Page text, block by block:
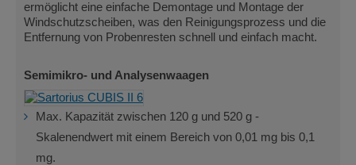
ermöglicht eine einfache Demontage und Montage der
Windschutzscheiben, was den Reinigungsprozess und die
Entfernung von Probenresten schnell und einfach macht.
Semimikro- und Analysenwaagen
Max. Kapazität zwischen 120 g und 520 g -
Skalenendwert mit einem Bereich von 0,01 mg bis 0,1
mg.